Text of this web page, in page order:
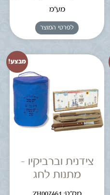
מע"מ
לפרטי המוצר
מבצע!
צידנית וברביקיו –
מתנות לחג